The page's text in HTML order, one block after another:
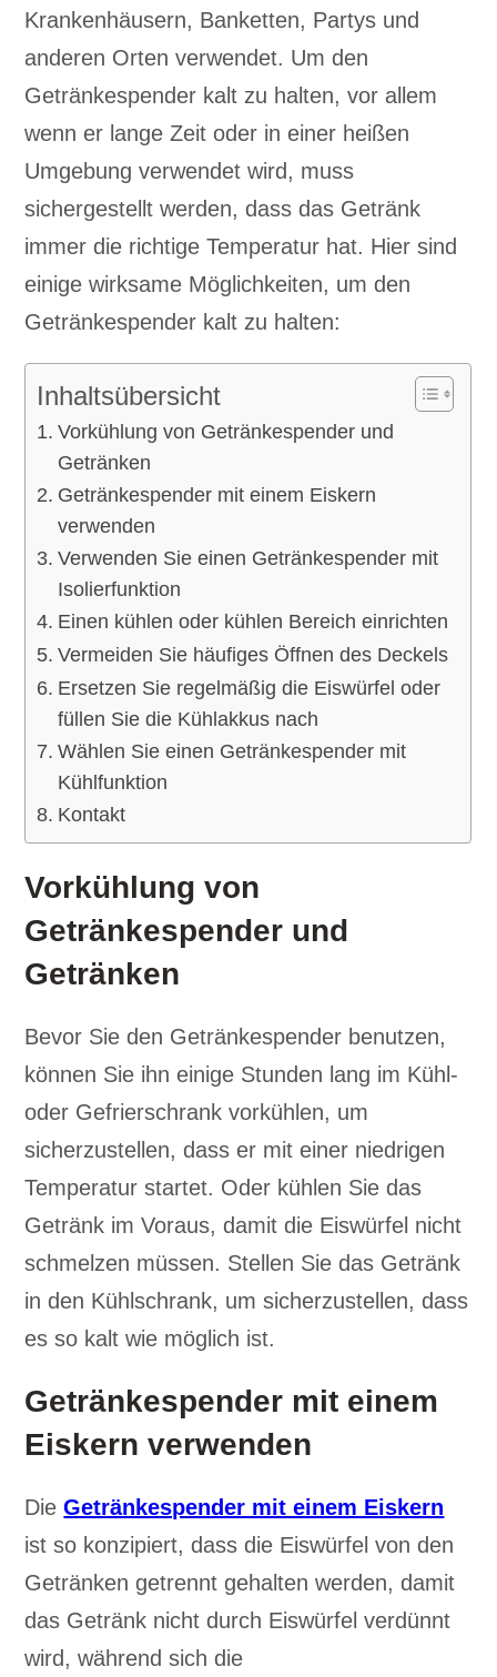
Krankenhäusern, Banketten, Partys und
anderen Orten verwendet. Um den
Getränkespender kalt zu halten, vor allem
wenn er lange Zeit oder in einer heißen
Umgebung verwendet wird, muss
sichergestellt werden, dass das Getränk
immer die richtige Temperatur hat. Hier sind
einige wirksame Möglichkeiten, um den
Getränkespender kalt zu halten:
Inhaltsübersicht
Vorkühlung von Getränkespender und
Getränken
Getränkespender mit einem Eiskern
verwenden
Verwenden Sie einen Getränkespender mit
Isolierfunktion
Einen kühlen oder kühlen Bereich einrichten
Vermeiden Sie häufiges Öffnen des Deckels
Ersetzen Sie regelmäßig die Eiswürfel oder
füllen Sie die Kühlakkus nach
Wählen Sie einen Getränkespender mit
Kühlfunktion
Kontakt
Vorkühlung von
Getränkespender und
Getränken
Bevor Sie den Getränkespender benutzen,
können Sie ihn einige Stunden lang im Kühl-
oder Gefrierschrank vorkühlen, um
sicherzustellen, dass er mit einer niedrigen
Temperatur startet. Oder kühlen Sie das
Getränk im Voraus, damit die Eiswürfel nicht
schmelzen müssen. Stellen Sie das Getränk
in den Kühlschrank, um sicherzustellen, dass
es so kalt wie möglich ist.
Getränkespender mit einem
Eiskern verwenden
DieGetränkespender mit einem Eiskern
ist so konzipiert, dass die Eiswürfel von den
Getränken getrennt gehalten werden, damit
das Getränk nicht durch Eiswürfel verdünnt
wird, während sich die